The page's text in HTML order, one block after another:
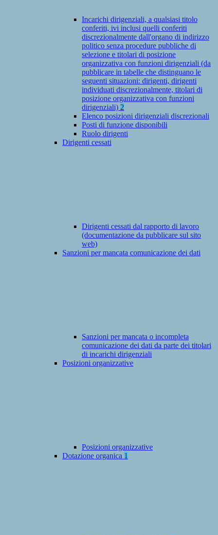
Incarichi dirigenziali, a qualsiasi titolo
conferiti, ivi inclusi quelli conferiti
discrezionalmente dall'organo di indirizzo
politico senza procedure pubbliche di
selezione e titolari di posizione
organizzativa con funzioni dirigenziali (da
pubblicare in tabelle che distinguano le
seguenti situazioni: dirigenti, dirigenti
individuati discrezionalmente, titolari di
posizione organizzativa con funzioni
dirigenziali) 2
Elenco posizioni dirigenziali discrezionali
Posti di funzione disponibili
Ruolo dirigenti
Dirigenti cessati
Dirigenti cessati dal rapporto di lavoro
(documentazione da pubblicare sul sito
web)
Sanzioni per mancata comunicazione dei dati
Sanzioni per mancata o incompleta
comunicazione dei dati da parte dei titolari
di incarichi dirigenziali
Posizioni organizzative
Posizioni organizzative
Dotazione organica 1